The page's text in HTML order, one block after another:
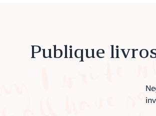
Publique